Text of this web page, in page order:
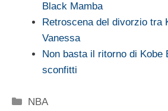
Black Mamba
Retroscena del divorzio tra
Vanessa
Non basta il ritorno di Kobe
sconfitti
Categorie
NBA